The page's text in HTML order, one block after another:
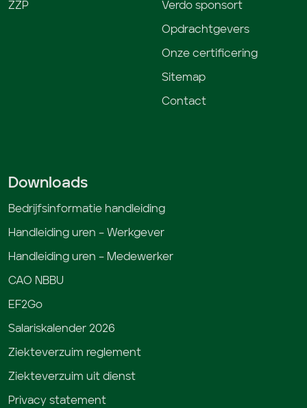
ZZP Verdo sponsort
Opdrachtgevers
Onze certificering
Sitemap
Contact
Downloads
Bedrijfsinformatie handleiding
Handleiding uren – Werkgever
Handleiding uren – Medewerker
CAO NBBU
EF2Go
Salariskalender 2026
Ziekteverzuim reglement
Ziekteverzuim uit dienst
Privacy statement